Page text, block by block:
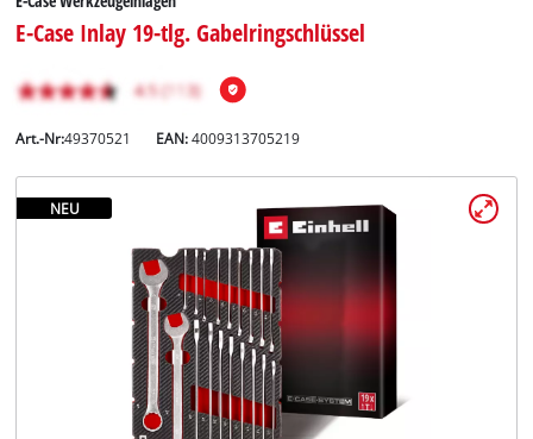
E-Case Inlay 19-tlg. Gabelringschlüssel
Art.-Nr:49370521 EAN:4009313705219
NEU